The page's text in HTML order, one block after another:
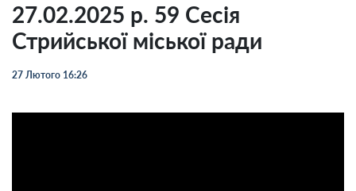
27.02.2025 р. 59 Сесія
Стрийської міської ради
27 Лютого 16:26